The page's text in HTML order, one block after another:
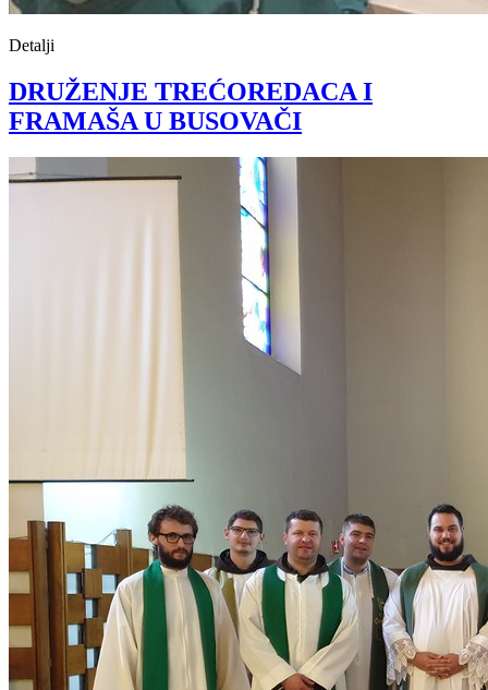
Detalji
DRUŽENJE TREĆOREDACA I
FRAMAŠA U BUSOVAČI